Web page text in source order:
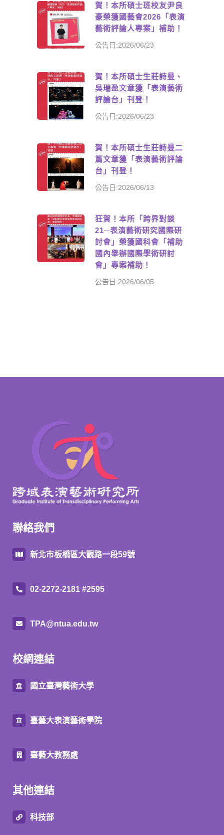
賀！本所碩士班校友尹良
豪榮獲國藝會2026「表演
藝術評論人專案」補助！
公告日:2026/06/23
賀！本所碩士生莊詩曼、
吳瑞盈文章獲「表演藝術
評論台」刊登！
公告日:2026/06/23
賀！本所碩士生莊詩曼二
篇文章獲「表演藝術評論
台」刊登！
公告日:2026/06/13
狂賀！本所「跨界對談
21─表演藝術研究國際研
討會」榮獲國科會「補助
國內舉辦國際學術研討
會」專案補助！
公告日:2026/06/05
聯絡我們
新北市板橋區大觀路一段59號
02-2272-2181 #2595
TPA@ntua.edu.tw
校網連結
國立臺灣藝術大學
臺藝大表演藝術學院
臺藝大教務處
其他連結
科技部